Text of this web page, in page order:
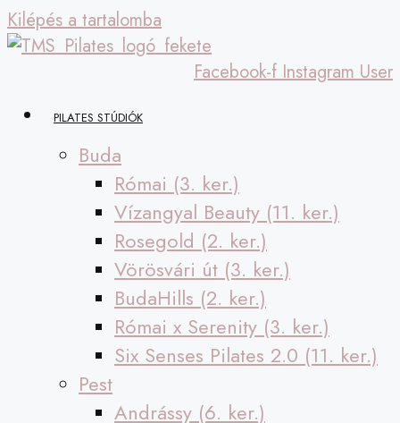
Kilépés a tartalomba
Facebook-f Instagram User
PILATES STÚDIÓK
Buda
Római (3. ker.)
Vízangyal Beauty (11. ker.)
Rosegold (2. ker.)
Vörösvári út (3. ker.)
BudaHills (2. ker.)
Római x Serenity (3. ker.)
Six Senses Pilates 2.0 (11. ker.)
Pest
Andrássy (6. ker.)